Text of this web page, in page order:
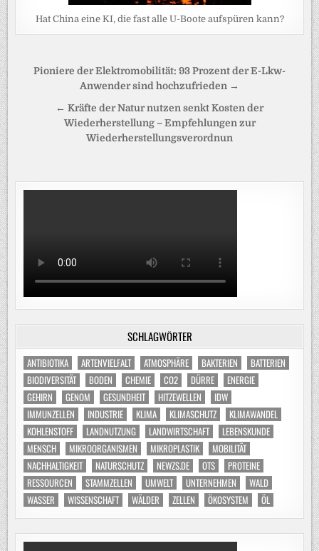
Hat China eine KI, die fast alle U-Boote aufspüren kann?
Beitragsnavigation
Pioniere der Elektromobilität: 93 Prozent der E-Lkw-
Anwender sind hochzufrieden →
← Kräfte der Natur nutzen senkt Kosten der
Wiederherstellung – Empfehlungen zur
Wiederherstellungsverordnun
SCHLAGWÖRTER
ANTIBIOTIKA ARTENVIELFALT ATMOSPHÄRE BAKTERIEN
BATTERIEN
BIODIVERSITÄT
BODEN CHEMIE CO2 DÜRRE
ENERGIE
GEHIRN
GENOM GESUNDHEIT HITZEWELLEN
IDW
IMMUNZELLEN
INDUSTRIE KLIMA KLIMASCHUTZ
KLIMAWANDEL
KOHLENSTOFF
LANDNUTZUNG LANDWIRTSCHAFT
LEBENSKUNDE
MENSCH
MIKROORGANISMEN MIKROPLASTIK
MOBILITÄT
NACHHALTIGKEIT
NATURSCHUTZ NEWZS.DE OTS
PROTEINE
RESSOURCEN
STAMMZELLEN UMWELT UNTERNEHMEN
WALD
WASSER
WISSENSCHAFT WÄLDER ZELLEN ÖKOSYSTEM ÖL